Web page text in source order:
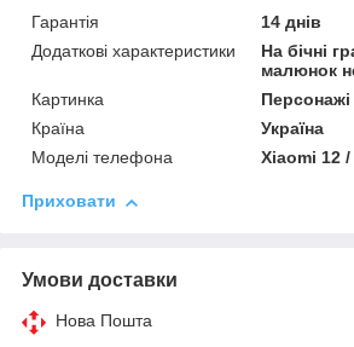
Гарантія
14 днів
Додаткові характеристики
На бічні
малюнок
Картинка
Країна
Україна
Моделі телефона
Xiaomi 12 /
Приховати
Умови доставки
Нова Пошта